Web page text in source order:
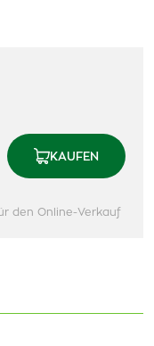
KAUFEN
den Online-Verkauf